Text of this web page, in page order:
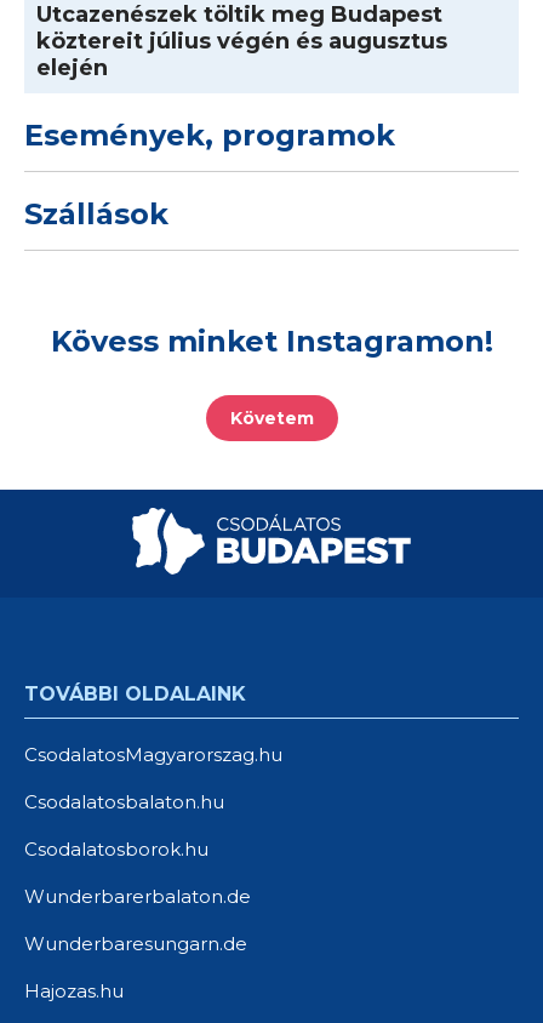
Utcazenészek töltik meg Budapest
köztereit július végén és augusztus
elején
Események, programok
Szállások
Kövess minket Instagramon!
Követem
TOVÁBBI OLDALAINK
CsodalatosMagyarorszag.hu
Csodalatosbalaton.hu
Csodalatosborok.hu
Wunderbarerbalaton.de
Wunderbaresungarn.de
Hajozas.hu